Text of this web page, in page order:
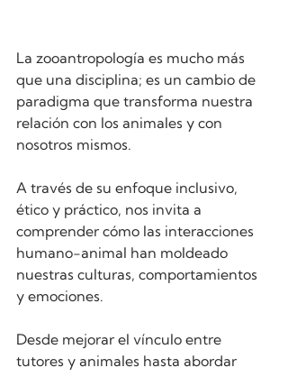
La zooantropología es mucho más
que una disciplina; es un cambio de
paradigma que transforma nuestra
relación con los animales y con
nosotros mismos.
A través de su enfoque inclusivo,
ético y práctico, nos invita a
comprender cómo las interacciones
humano-animal han moldeado
nuestras culturas, comportamientos
y emociones.
Desde mejorar el vínculo entre
tutores y animales hasta abordar